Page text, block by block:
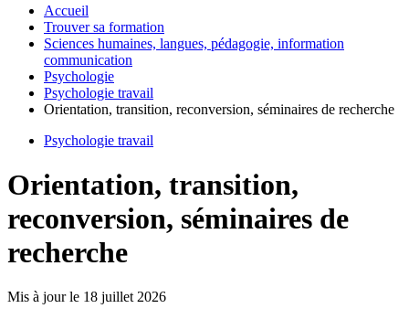
Accueil
Trouver sa formation
Sciences humaines, langues, pédagogie, information
communication
Psychologie
Psychologie travail
Orientation, transition, reconversion, séminaires de recherche
Psychologie travail
Orientation, transition,
reconversion, séminaires de
recherche
Mis à jour le 18 juillet 2026